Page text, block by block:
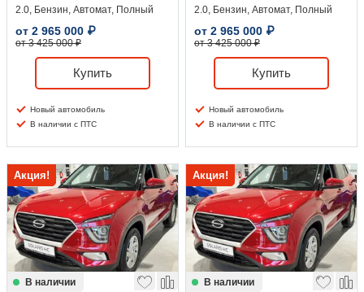
2.0, Бензин, Автомат, Полный
от 2 965 000 ₽
от 3 425 000 ₽
Купить
Новый автомобиль
В наличии с ПТС
2.0, Бензин, Автомат, Полный
от 2 965 000 ₽
от 3 425 000 ₽
Купить
Новый автомобиль
В наличии с ПТС
Акция!
В наличии
Акция!
В наличии